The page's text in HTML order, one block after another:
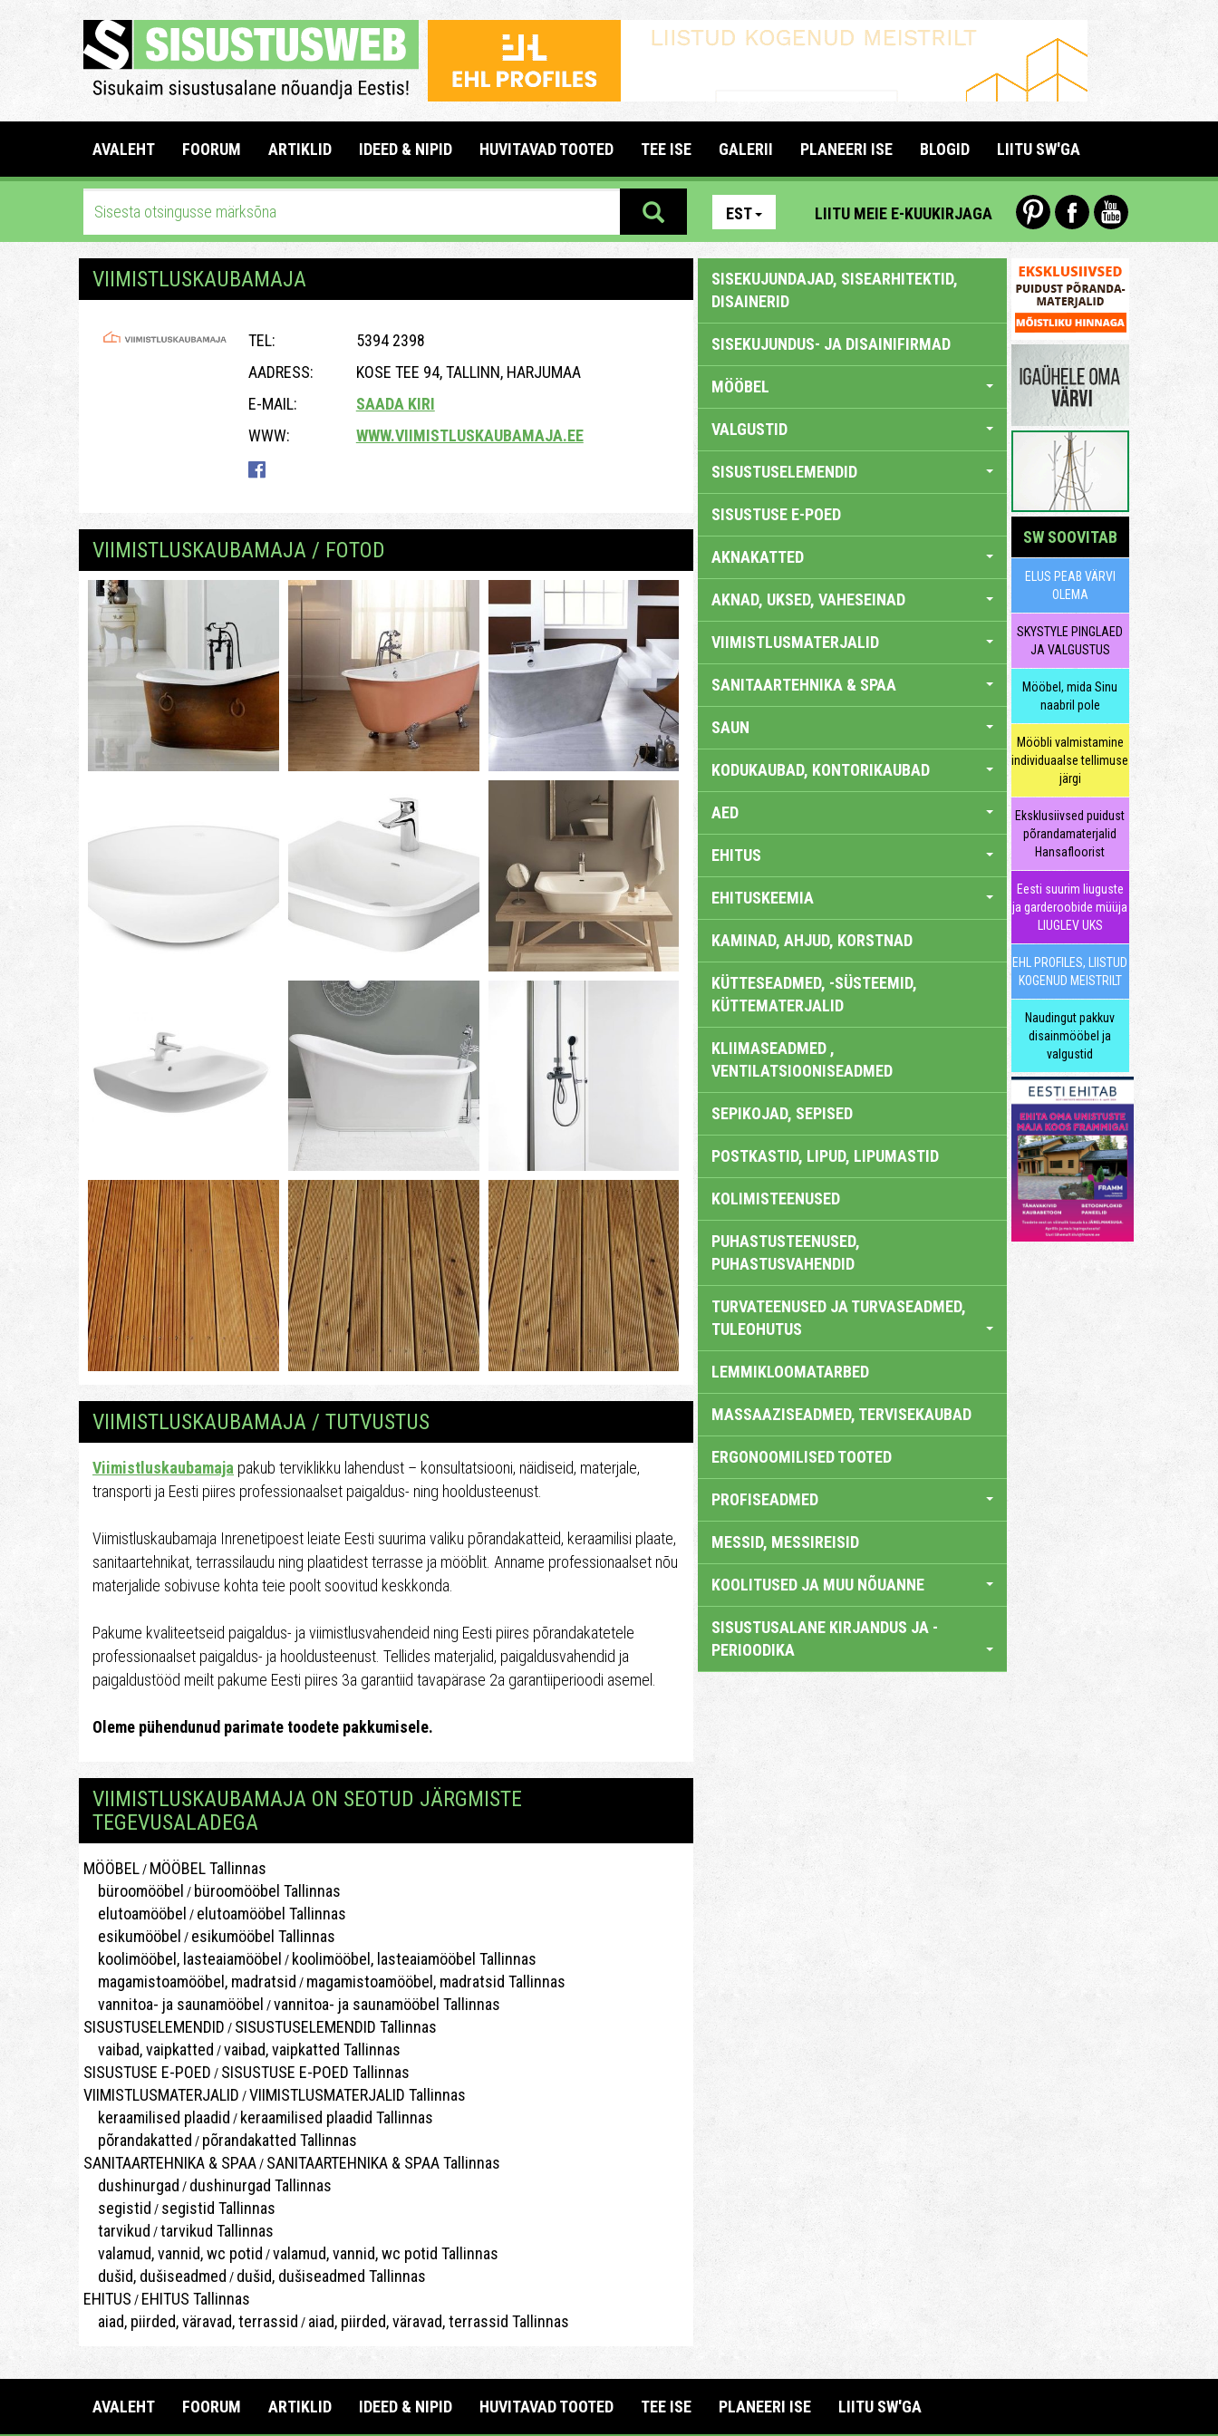
AVALEHT FOORUM ARTIKLID IDEED & NIPID HUVITAVAD TOOTED TEE ISE GALERII PLANEERI ISE BLOGID LIITU SW'GA
EST LIITU MEIE E-KUUKIRJAGA
VIIMISTLUSKAUBAMAJA
TEL:
5394 2398
AADRESS:
KOSE TEE 94, TALLINN, HARJUMAA
E-MAIL:
SAADA KIRI
WWW:
WWW.VIIMISTLUSKAUBAMAJA.EE
VIIMISTLUSKAUBAMAJA / FOTOD
VIIMISTLUSKAUBAMAJA / TUTVUSTUS
Viimistluskaubamaja pakub terviklikku lahendust – konsultatsiooni, näidiseid, materjale,
transporti ja Eesti piires professionaalset paigaldus- ning hooldusteenust.
Viimistluskaubamaja Inrenetipoest leiate Eesti suurima valiku põrandakatteid, keraamilisi plaate,
sanitaartehnikat, terrassilaudu ning plaatidest terrasse ja mööblit. Anname professionaalset nõu
materjalide sobivuse kohta teie poolt soovitud keskkonda.
Pakume kvaliteetseid paigaldus- ja viimistlusvahendeid ning Eesti piires põrandakatetele
professionaalset paigaldus- ja hooldusteenust. Tellides materjalid, paigaldusvahendid ja
paigaldustööd meilt pakume Eesti piires 3a garantiid tavapärase 2a garantiiperioodi asemel.
Oleme pühendunud parimate toodete pakkumisele.
VIIMISTLUSKAUBAMAJA ON SEOTUD JÄRGMISTE
TEGEVUSALADEGA
MÖÖBEL/ MÖÖBEL Tallinnas
büroomööbel / büroomööbel Tallinnas
elutoamööbel / elutoamööbel Tallinnas
esikumööbel / esikumööbel Tallinnas
koolimööbel, lasteaiamööbel / koolimööbel, lasteaiamööbel Tallinnas
magamistoamööbel, madratsid / magamistoamööbel, madratsid Tallinnas
vannitoa- ja saunamööbel /vannitoa- ja saunamööbel Tallinnas
SISUSTUSELEMENDID / SISUSTUSELEMENDID Tallinnas
vaibad, vaipkatted /vaibad, vaipkatted Tallinnas
SISUSTUSE E-POED / SISUSTUSE E-POED Tallinnas
VIIMISTLUSMATERJALID /VIIMISTLUSMATERJALID Tallinnas
keraamilised plaadid / keraamilised plaadid Tallinnas
põrandakatted / põrandakatted Tallinnas
SANITAARTEHNIKA & SPAA/ SANITAARTEHNIKA & SPAA Tallinnas
dushinurgad / dushinurgad Tallinnas
segistid / segistid Tallinnas
tarvikud /tarvikud Tallinnas
valamud, vannid, wc potid /valamud, vannid, wc potid Tallinnas
dušid, dušiseadmed / dušid, dušiseadmed Tallinnas
EHITUS / EHITUS Tallinnas
aiad, piirded, väravad, terrassid / aiad, piirded, väravad, terrassid Tallinnas
SISEKUJUNDAJAD, SISEARHITEKTID,
DISAINERID
SISEKUJUNDUS- JA DISAINIFIRMAD
MÖÖBEL
VALGUSTID
SISUSTUSELEMENDID
SISUSTUSE E-POED
AKNAKATTED
AKNAD, UKSED, VAHESEINAD
VIIMISTLUSMATERJALID
SANITAARTEHNIKA & SPAA
SAUN
KODUKAUBAD, KONTORIKAUBAD
AED
EHITUS
EHITUSKEEMIA
KAMINAD, AHJUD, KORSTNAD
KÜTTESEADMED, -SÜSTEEMID,
KÜTTEMATERJALID
KLIIMASEADMED ,
VENTILATSIOONISEADMED
SEPIKOJAD, SEPISED
POSTKASTID, LIPUD, LIPUMASTID
KOLIMISTEENUSED
PUHASTUSTEENUSED,
PUHASTUSVAHENDID
TURVATEENUSED JA TURVASEADMED,
TULEOHUTUS
LEMMIKLOOMATARBED
MASSAAZISEADMED, TERVISEKAUBAD
ERGONOOMILISED TOOTED
PROFISEADMED
MESSID, MESSIREISID
KOOLITUSED JA MUU NÕUANNE
SISUSTUSALANE KIRJANDUS JA -
PERIOODIKA
SW SOOVITAB
ELUS PEAB VÄRVI
OLEMA
SKYSTYLE PINGLAED
JA VALGUSTUS
Mööbel, mida Sinu
naabril pole
Mööbli valmistamine
individuaalse tellimuse
järgi
Eksklusiivsed puidust
põrandamaterjalid
Hansafloorist
Eesti suurim liuguste
ja garderoobide müüja
LIUGLEV UKS
EHL PROFILES, LIISTUD
KOGENUD MEISTRILT
Naudingut pakkuv
disainmööbel ja
valgustid
AVALEHT FOORUM ARTIKLID IDEED & NIPID HUVITAVAD TOOTED TEE ISE PLANEERI ISE LIITU SW'GA